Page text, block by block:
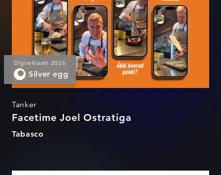
Digireklaam 2026
Silver egg
Tanker
Facetime Joel Ostratiga
Tabasco